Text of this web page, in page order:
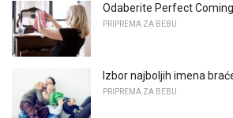
Odaberite Perfect
PRIPREMA ZA BEBU
Izbor najboljih imena
PRIPREMA ZA BEBU